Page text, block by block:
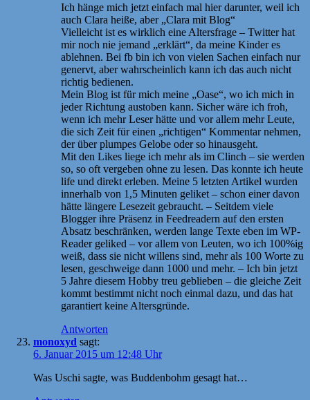
Ich hänge mich jetzt einfach mal hier darunter, weil ich
auch Clara heiße, aber „Clara mit Blog“
Vielleicht ist es wirklich eine Altersfrage – Twitter hat
mir noch nie jemand „erklärt“, da meine Kinder es
ablehnen. Bei fb bin ich von vielen Sachen einfach nur
genervt, aber wahrscheinlich kann ich das auch nicht
richtig bedienen.
Mein Blog ist für mich meine „Oase“, wo ich mich in
jeder Richtung austoben kann. Sicher wäre ich froh,
wenn ich mehr Leser hätte und vor allem mehr Leute,
die sich Zeit für einen „richtigen“ Kommentar nehmen,
der über plumpes Gelobe oder so hinausgeht.
Mit den Likes liege ich mehr als im Clinch – sie werden
so, so oft vergeben ohne zu lesen. Das konnte ich heute
life und direkt erleben. Meine 5 letzten Artikel wurden
innerhalb von 1,5 Minuten geliket – schon einer davon
hätte längere Lesezeit gebraucht. – Seitdem viele
Blogger ihre Präsenz in Feedreadern auf den ersten
Absatz beschränken, werden lange Texte eben im WP-
Reader geliked – vor allem von Leuten, wo ich 100%ig
weiß, dass sie nicht willens sind, mehr als 100 Worte zu
lesen, geschweige dann 1000 und mehr. – Ich bin jetzt
5 Jahre diesem Hobby treu geblieben – die gleiche Zeit
kommt bestimmt nicht noch einmal dazu, und das hat
garantiert keine Altersgründe.
Antworten
monoxyd sagt:
6. Januar 2015 um 12:48 Uhr
Was Uschi sagte, was Buddenbohm gesagt hat…